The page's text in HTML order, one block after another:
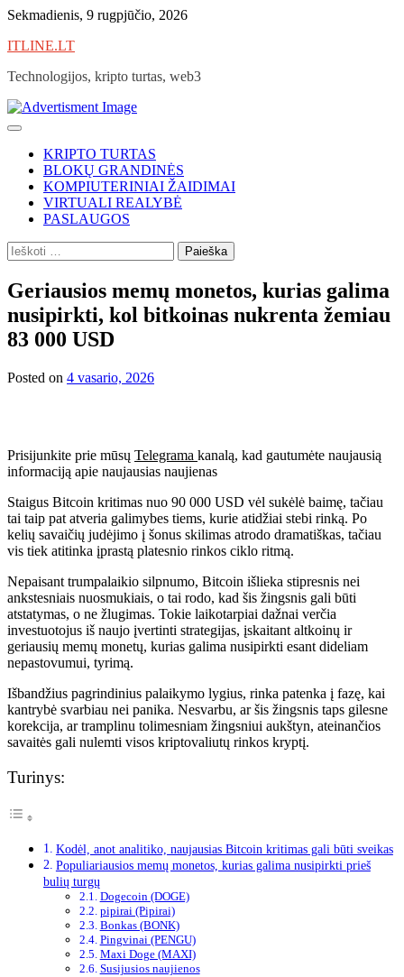
Skip
content
Sekmadienis, 9 rugpjūčio, 2026
ITLINE.LT
Technologijos, kripto turtas, web3
KRIPTO TURTAS
BLOKŲ GRANDINĖS
KOMPIUTERINIAI ŽAIDIMAI
VIRTUALI REALYBĖ
PASLAUGOS
Ieškoti:
Geriausios memų monetos, kurias galima
nusipirkti, kol bitkoinas nukrenta žemiau
83 000 USD
Posted on 4 vasario, 2026
Prisijunkite prie mūsų Telegrama kanalą, kad gautumėte naujausią
informaciją apie naujausias naujienas
Staigus Bitcoin kritimas nuo 90 000 USD vėl sukėlė baimę, tačiau
tai taip pat atveria galimybes tiems, kurie atidžiai stebi rinką. Po
kelių savaičių judėjimo į šonus skilimas atrodo dramatiškas, tačiau
vis tiek atitinka įprastą platesnio rinkos ciklo ritmą.
Nepaisant trumpalaikio silpnumo, Bitcoin išlieka stipresnis nei
ankstesniais nuosmukiais, o tai rodo, kad šis žingsnis gali būti
atstatymas, o ne žlugimas. Tokie laikotarpiai dažnai verčia
investuotojus iš naujo įvertinti strategijas, įskaitant altkoinų ir
geriausių memų monetų, kurias galima nusipirkti esant dideliam
nepastovumui, tyrimą.
Išbandžius pagrindinius palaikymo lygius, rinka patenka į fazę, kai
kantrybė svarbiau nei panika. Nesvarbu, ar šis žingsnis taps gilesne
korekcija, ar tramplinu tolimesniam žingsniui aukštyn, ateinančios
savaitės gali nulemti visos kriptovaliutų rinkos kryptį.
Turinys:
Kodėl, anot analitiko, naujausias Bitcoin kritimas gali būti sveikas
Populiariausios memų monetos, kurias galima nusipirkti prieš
bulių turgų
Dogecoin (DOGE)
pipirai (Pipirai)
Bonkas (BONK)
Pingvinai (PENGU)
Maxi Doge (MAXI)
Susijusios naujienos